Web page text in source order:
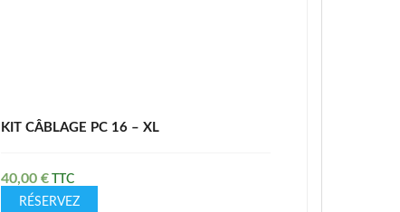
KIT CÂBLAGE PC 16 – XL
40,00 €
RÉSERVEZ